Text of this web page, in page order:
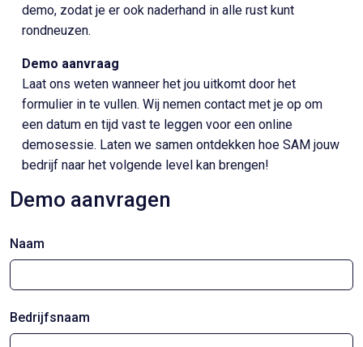
demo, zodat je er ook naderhand in alle rust kunt
rondneuzen.
Demo aanvraag
Laat ons weten wanneer het jou uitkomt door het
formulier in te vullen. Wij nemen contact met je op om
een datum en tijd vast te leggen voor een online
demosessie. Laten we samen ontdekken hoe SAM jouw
bedrijf naar het volgende level kan brengen!
Demo aanvragen
Naam
Bedrijfsnaam